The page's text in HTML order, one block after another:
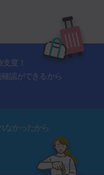
度！
認ができるから
なかったから